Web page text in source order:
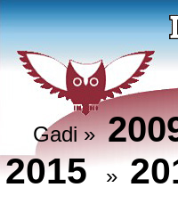
Gadi »
2015
»